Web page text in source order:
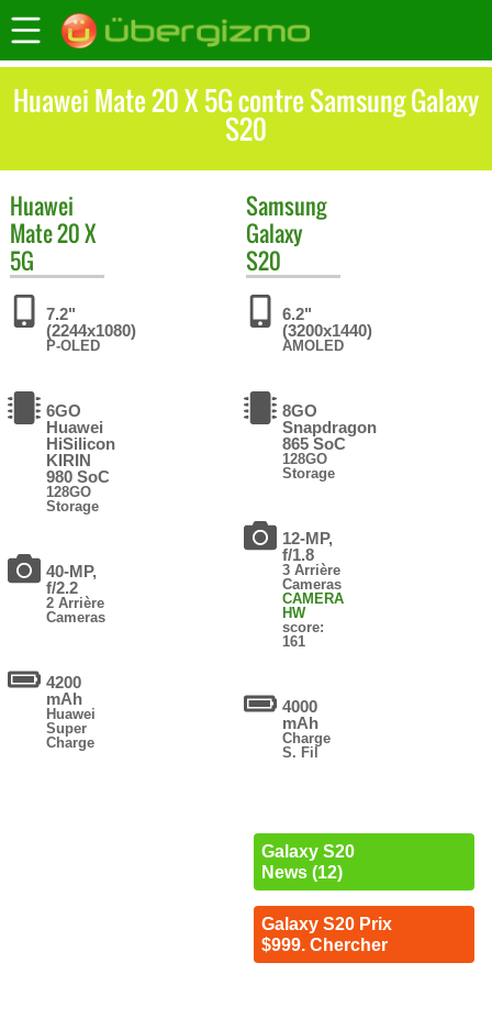
Huawei Mate 20 X 5G contre Samsung Galaxy
S20
Huawei
Mate 20 X
5G
7.2"
(2244x1080)
P-OLED
6GO
Huawei
HiSilicon
KIRIN
980 SoC
128GO
Storage
40-MP,
f/2.2
2 Arrière
Cameras
4200
mAh
Huawei
Super
Charge
Samsung
Galaxy
S20
6.2"
(3200x1440)
AMOLED
8GO
Snapdragon
865 SoC
128GO
Storage
12-MP,
f/1.8
3 Arrière
Cameras
CAMERA
HW
score:
161
4000
mAh
Charge
S. Fil
Galaxy S20
News (12)
Galaxy S20 Prix
$999. Chercher